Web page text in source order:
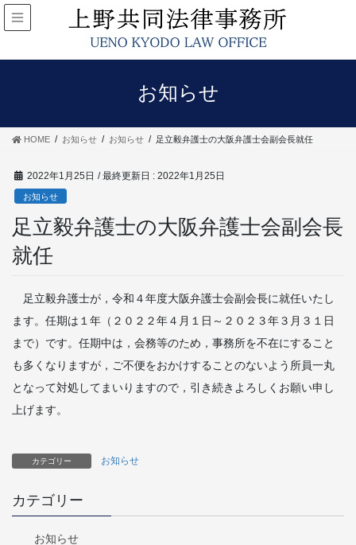
お知らせ
HOME お知らせ お知らせ 足立毅弁護士の大阪弁護士会副会長就任
2022年1月25日 / 最終更新日 : 2022年1月25日
お知らせ
足立毅弁護士の大阪弁護士会副会長
就任
足立毅弁護士が，令和４年度大阪弁護士会副会長に就任いたし
ます。任期は１年（２０２２年４月１日～２０２３年３月３１日
まで）です。任期中は，会務等のため，事務所を不在にすること
も多くなりますが，ご不便をおかけすることのないよう所員一丸
となって対処してまいりますので，引き続きよろしくお願い申し
上げます。
カテゴリー お知らせ
カテゴリー
お知らせ